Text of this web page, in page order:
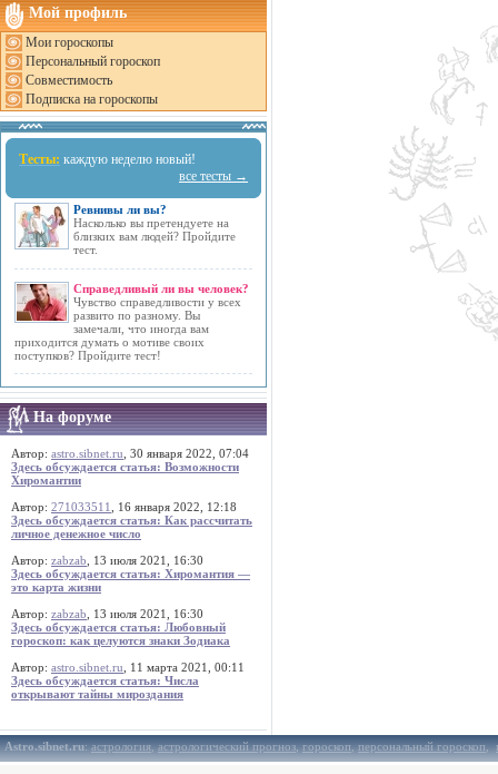
Мой профиль
Мои гороскопы
Персональный гороскоп
Совместимость
Подписка на гороскопы
Тесты: каждую неделю новый!
все тесты →
Ревнивы ли вы?
Насколько вы претендуете на
близких вам людей? Пройдите
тест.
Справедливый ли вы человек?
Чувство справедливости у всех
развито по разному. Вы
замечали, что иногда вам
приходится думать о мотиве своих
поступков? Пройдите тест!
На форуме
Автор: astro.sibnet.ru , 30 января 2022, 07:04
Здесь обсуждается статья: Возможности
Хиромантии
Автор: 271033511
, 16 января 2022, 12:18
Здесь обсуждается статья: Как рассчитать
личное денежное число
Автор: zabzab , 13 июля 2021, 16:30
Здесь обсуждается статья: Хиромантия —
это карта жизни
Автор: zabzab , 13 июля 2021, 16:30
Здесь обсуждается статья: Любовный
гороскоп: как целуются знаки Зодиака
Автор: astro.sibnet.ru , 11 марта 2021, 00:11
Здесь обсуждается статья: Числа
открывают тайны мироздания
Astro.sibnet.ru:астрология,астрологический прогноз,гороскоп,персональный гороскоп,